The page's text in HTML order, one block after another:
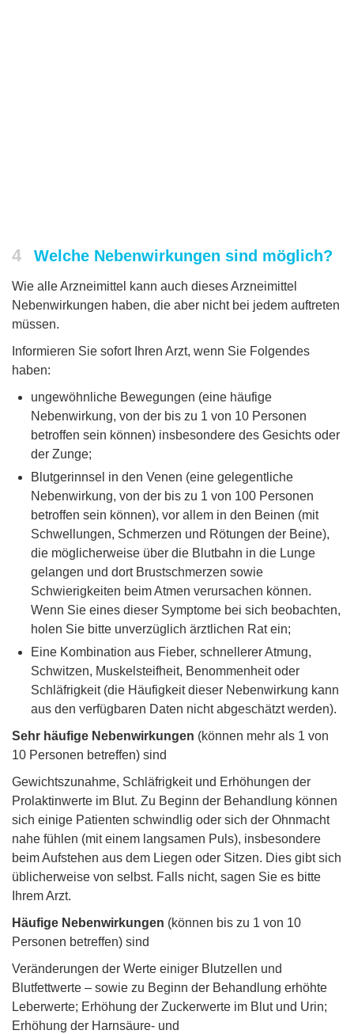
4 Welche Nebenwirkungen sind möglich?
Wie alle Arzneimittel kann auch dieses Arzneimittel
Nebenwirkungen haben, die aber nicht bei jedem auftreten
müssen.
Informieren Sie sofort Ihren Arzt, wenn Sie Folgendes
haben:
ungewöhnliche Bewegungen (eine häufige
Nebenwirkung, von der bis zu 1 von 10 Personen
betroffen sein können) insbesondere des Gesichts oder
der Zunge;
Blutgerinnsel in den Venen (eine gelegentliche
Nebenwirkung, von der bis zu 1 von 100 Personen
betroffen sein können), vor allem in den Beinen (mit
Schwellungen, Schmerzen und Rötungen der Beine),
die möglicherweise über die Blutbahn in die Lunge
gelangen und dort Brustschmerzen sowie
Schwierigkeiten beim Atmen verursachen können.
Wenn Sie eines dieser Symptome bei sich beobachten,
holen Sie bitte unverzüglich ärztlichen Rat ein;
Eine Kombination aus Fieber, schnellerer Atmung,
Schwitzen, Muskelsteifheit, Benommenheit oder
Schläfrigkeit (die Häufigkeit dieser Nebenwirkung kann
aus den verfügbaren Daten nicht abgeschätzt werden).
Sehr häufige Nebenwirkungen (können mehr als 1 von
10 Personen betreffen) sind
Gewichtszunahme, Schläfrigkeit und Erhöhungen der
Prolaktinwerte im Blut. Zu Beginn der Behandlung können
sich einige Patienten schwindlig oder sich der Ohnmacht
nahe fühlen (mit einem langsamen Puls), insbesondere
beim Aufstehen aus dem Liegen oder Sitzen. Dies gibt sich
üblicherweise von selbst. Falls nicht, sagen Sie es bitte
Ihrem Arzt.
Häufige Nebenwirkungen (können bis zu 1 von 10
Personen betreffen) sind
Veränderungen der Werte einiger Blutzellen und
Blutfettwerte – sowie zu Beginn der Behandlung erhöhte
Leberwerte; Erhöhung der Zuckerwerte im Blut und Urin;
Erhöhung der Harnsäure- und